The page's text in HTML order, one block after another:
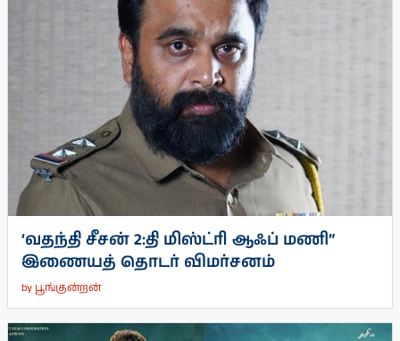
‘வதந்தி சீசன் 2:தி மிஸ்ட்ரி ஆஃப் மணி”
இணையத் தொடர் விமர்சனம்
by பூங்குன்றன்